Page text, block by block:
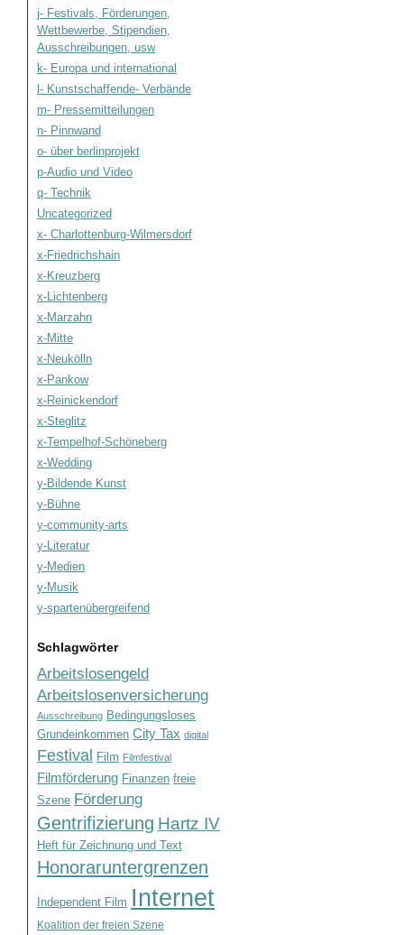
j- Festivals, Förderungen,
Wettbewerbe, Stipendien,
Ausschreibungen, usw
k- Europa und international
l- Kunstschaffende- Verbände
m- Pressemitteilungen
n- Pinnwand
o- über berlinprojekt
p-Audio und Video
q- Technik
Uncategorized
x- Charlottenburg-Wilmersdorf
x-Friedrichshain
x-Kreuzberg
x-Lichtenberg
x-Marzahn
x-Mitte
x-Neukölln
x-Pankow
x-Reinickendorf
x-Steglitz
x-Tempelhof-Schöneberg
x-Wedding
y-Bildende Kunst
y-Bühne
y-community-arts
y-Literatur
y-Medien
y-Musik
y-spartenübergreifend
Schlagwörter
Arbeitslosengeld
Arbeitslosenversicherung
Ausschreibung Bedingungsloses
Grundeinkommen City Tax digital
Festival Film Filmfestival
Filmförderung Finanzen freie
Szene Förderung
Gentrifizierung Hartz IV
Heft für Zeichnung und Text
Honoraruntergrenzen
Independent Film Internet
Koalition der freien Szene